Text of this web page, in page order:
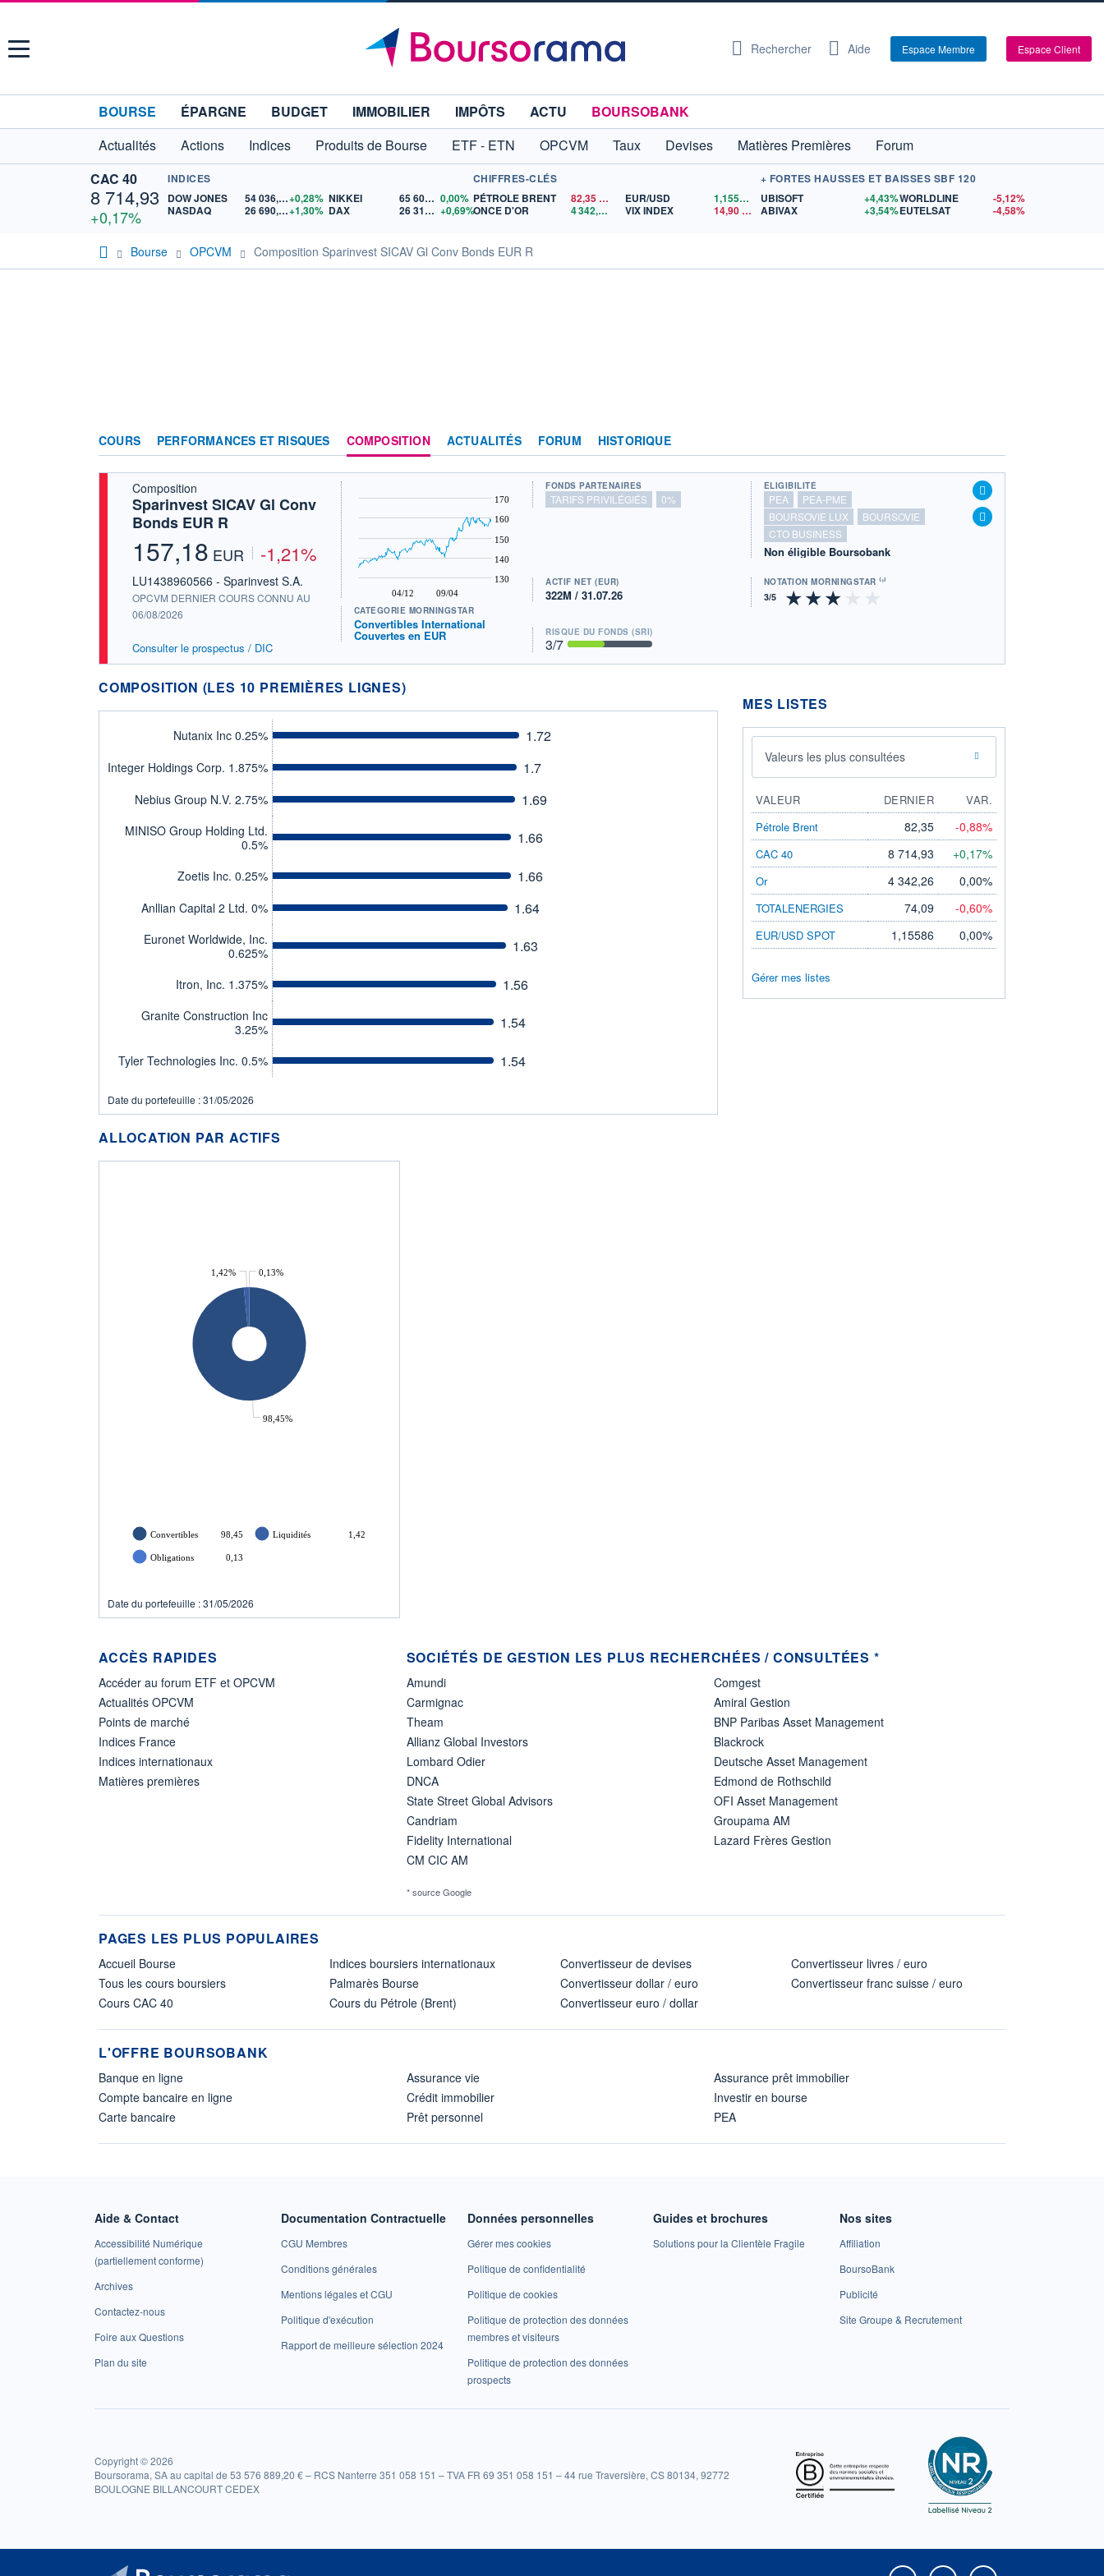
Menu Rechercher Aide Espace Membre Espace Client
BOURSE ÉPARGNE BUDGET IMMOBILIER IMPÔTS ACTU
BOURSOBANK
Actualités
Actions Indices Produits de Bourse ETF - ETN OPCVM Taux Devises Matières Premières
Forum
CAC 40
8 714,93
+0,17%
INDICES
DOW JONES
54 036,93+0,28%
NASDAQ
26 690,62+1,30%
NIKKEI 65 606,71 0,00%
DAX
26 319,45 +0,69%
CHIFFRES-CLÉS
PÉTROLE BRENT
82,35$US
ONCE D'OR
4 342,26 $US
EUR/USD 1,1559$US
VIX INDEX
14,90
+ FORTES HAUSSES ET BAISSES SBF 120
UBISOFT
+4,43%
ABIVAX
+3,54%
WORLDLINE
-5,12%
EUTELSAT
-4,58%
Bourse OPCVM Composition Sparinvest SICAV Gl Conv Bonds EUR R
COURS PERFORMANCES ET RISQUES COMPOSITION ACTUALITÉS FORUM HISTORIQUE
Composition
Sparinvest SICAV Gl Conv
Bonds EUR R
157,18 EUR -1,21%
LU1438960566 - Sparinvest S.A.
OPCVM DERNIER COURS CONNU AU
06/08/2026
Consulter le prospectus / DIC
04/12 09/04
130
140
150
160
170
CATÉGORIE MORNINGSTAR
Convertibles International
Couvertes en EUR
FONDS PARTENAIRES
TARIFS PRIVILÉGIÉS 0%
ÉLIGIBILITÉ
PEA
PEA-PME
BOURSOVIE LUX
BOURSOVIE
CTO BUSINESS
Non éligible Boursobank
ACTIF NET (EUR)
322M / 31.07.26
NOTATION MORNINGSTAR ⁽¹⁾
RISQUE DU FONDS (SRI)
3/7
COMPOSITION (LES 10 PREMIÈRES LIGNES)
Nutanix Inc 0.25% 1.72
Integer Holdings Corp. 1.875% 1.7
Nebius Group N.V. 2.75% 1.69
MINISO Group Holding Ltd.
0.5%
1.66
Zoetis Inc. 0.25% 1.66
Anllian Capital 2 Ltd. 0% 1.64
Euronet Worldwide, Inc.
0.625%
1.63
Itron, Inc. 1.375% 1.56
Granite Construction Inc
3.25%
1.54
Tyler Technologies Inc. 0.5% 1.54
Date du portefeuille : 31/05/2026
ALLOCATION PAR ACTIFS
98,45%
1,42% 0,13%
Convertibles 98,45 Liquidités 1,42
Obligations 0,13
Date du portefeuille : 31/05/2026
MES LISTES
Valeurs les plus consultées
VALEUR DERNIER
VAR.
Pétrole Brent
82,35 -0,88%
CAC 40 8 714,93 +0,17%
Or 4 342,26 0,00%
TOTALENERGIES 74,09 -0,60%
EUR/USD SPOT 1,15586 0,00%
Gérer mes listes
ACCÈS RAPIDES
Accéder au forum ETF et OPCVM
Actualités OPCVM
Points de marché
Indices France
Indices internationaux
Matières premières
SOCIÉTÉS DE GESTION LES PLUS RECHERCHÉES / CONSULTÉES *
Amundi
Carmignac
Theam
Allianz Global Investors
Lombard Odier
DNCA
State Street Global Advisors
Candriam
Fidelity International
CM CIC AM
Comgest
Amiral Gestion
BNP Paribas Asset Management
Blackrock
Deutsche Asset Management
Edmond de Rothschild
OFI Asset Management
Groupama AM
Lazard Frères Gestion
* source Google
PAGES LES PLUS POPULAIRES
Accueil Bourse
Tous les cours boursiers
Cours CAC 40
Indices boursiers internationaux
Palmarès Bourse
Cours du Pétrole (Brent)
Convertisseur de devises
Convertisseur dollar / euro
Convertisseur euro / dollar
Convertisseur livres / euro
Convertisseur franc suisse / euro
L'OFFRE BOURSOBANK
Banque en ligne
Compte bancaire en ligne
Carte bancaire
Assurance vie
Crédit immobilier
Prêt personnel
Assurance prêt immobilier
Investir en bourse
PEA
Aide & Contact
Accessibilité Numérique
(partiellement conforme)
Archives
Contactez-nous
Foire aux Questions
Plan du site
Documentation Contractuelle
CGU Membres
Conditions générales
Mentions légales et CGU
Politique d'exécution
Rapport de meilleure sélection 2024
Données personnelles
Gérer mes cookies
Politique de confidentialité
Politique de cookies
Politique de protection des données
membres et visiteurs
Politique de protection des données
prospects
Guides et brochures
Solutions pour la Clientèle Fragile
Nos sites
Affiliation
BoursoBank
Publicité
Site Groupe & Recrutement
Copyright © 2026
Boursorama, SA au capital de 53 576 889,20 € – RCS Nanterre 351 058 151 – TVA FR 69 351 058 151 – 44 rue Traversière, CS 80134, 92772
BOULOGNE BILLANCOURT CEDEX